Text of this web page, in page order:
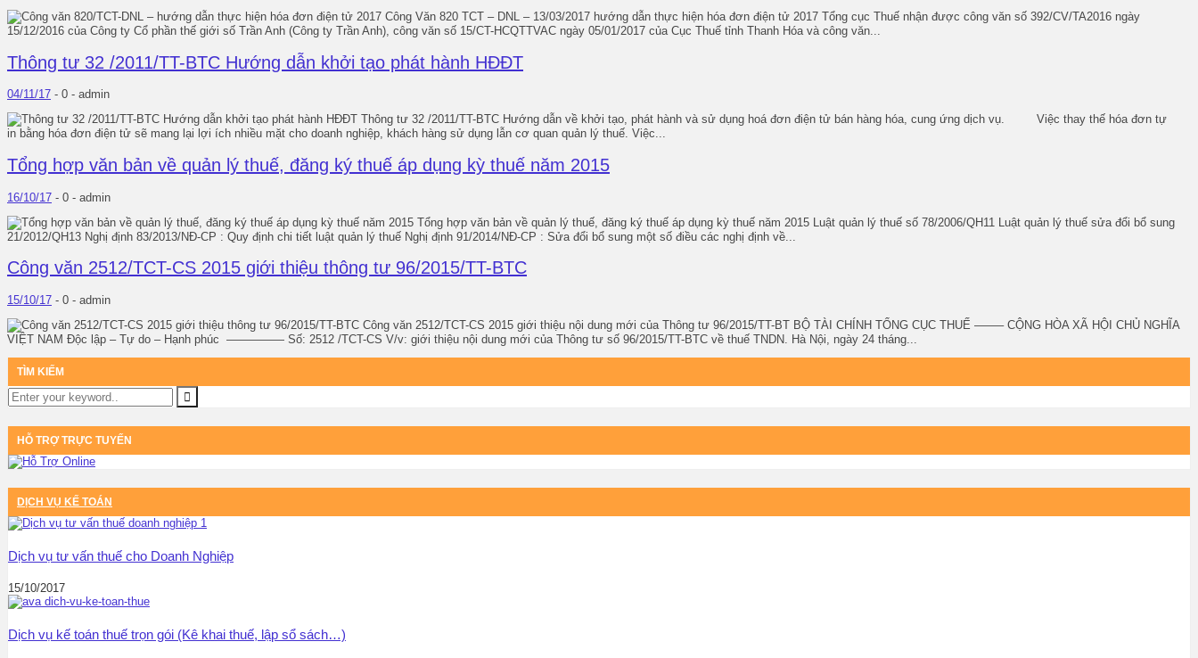
Công Văn 820 TCT – DNL – 13/03/2017 hướng dẫn thực hiện hóa đơn điện tử 2017 Tổng cục Thuế nhận được công văn số 392/CV/TA2016 ngày
15/12/2016 của Công ty Cổ phần thế giới số Trần Anh (Công ty Trần Anh), công văn số 15/CT-HCQTTVAC ngày 05/01/2017 của Cục Thuế tỉnh Thanh Hóa và công văn...
Thông tư 32 /2011/TT-BTC Hướng dẫn khởi tạo phát hành HĐĐT
04/11/17 - 0 - admin
Thông tư 32 /2011/TT-BTC Hướng dẫn về khởi tạo, phát hành và sử dụng hoá đơn điện tử bán hàng hóa, cung ứng dịch vụ. Việc thay thế hóa đơn tự
in bằng hóa đơn điện tử sẽ mang lại lợi ích nhiều mặt cho doanh nghiệp, khách hàng sử dụng lẫn cơ quan quản lý thuế. Việc...
Tổng hợp văn bản về quản lý thuế, đăng ký thuế áp dụng kỳ thuế năm 2015
16/10/17 - 0 - admin
Tổng hợp văn bản về quản lý thuế, đăng ký thuế áp dụng kỳ thuế năm 2015 Luật quản lý thuế số 78/2006/QH11 Luật quản lý thuế sửa đổi bổ sung
21/2012/QH13 Nghị định 83/2013/NĐ-CP : Quy định chi tiết luật quản lý thuế Nghị định 91/2014/NĐ-CP : Sửa đổi bổ sung một số điều các nghị định về...
Công văn 2512/TCT-CS 2015 giới thiệu thông tư 96/2015/TT-BTC
15/10/17 - 0 - admin
Công văn 2512/TCT-CS 2015 giới thiệu nội dung mới của Thông tư 96/2015/TT-BT BỘ TÀI CHÍNH TỔNG CỤC THUẾ ——– CỘNG HÒA XÃ HỘI CHỦ NGHĨA
VIỆT NAM Độc lập – Tự do – Hạnh phúc ————— Số: 2512 /TCT-CS V/v: giới thiệu nội dung mới của Thông tư số 96/2015/TT-BTC về thuế TNDN. Hà Nội, ngày 24 tháng...
TÌM KIẾM
HỖ TRỢ TRỰC TUYẾN
DỊCH VỤ KẾ TOÁN
Dịch vụ tư vấn thuế cho Doanh Nghiệp
15/10/2017
Dịch vụ kế toán thuế trọn gói (Kê khai thuế, lập sổ sách…)